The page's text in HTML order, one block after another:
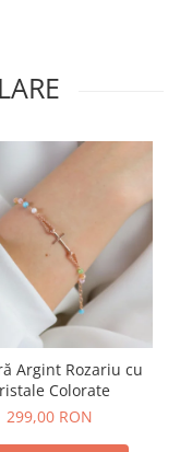
Argint Rozariu cu
Colorate
299,00 RON